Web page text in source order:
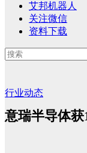
艾邦机器人
关注微信
资料下载
行业动态
意瑞半导体